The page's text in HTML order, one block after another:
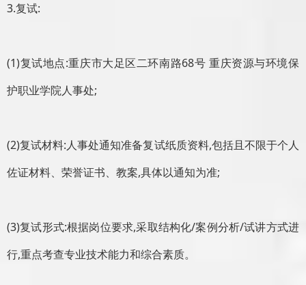
3.复试:
(1)复试地点:重庆市大足区二环南路68号 重庆资源与环境保
护职业学院人事处;
(2)复试材料:人事处通知准备复试纸质资料,包括且不限于个人
佐证材料、荣誉证书、教案,具体以通知为准;
(3)复试形式:根据岗位要求,采取结构化/案例分析/试讲方式进
行,重点考查专业技术能力和综合素质。